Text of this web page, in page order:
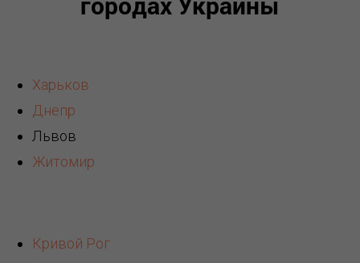
Харьков
Днепр
Львов
Житомир
Кривой Рог